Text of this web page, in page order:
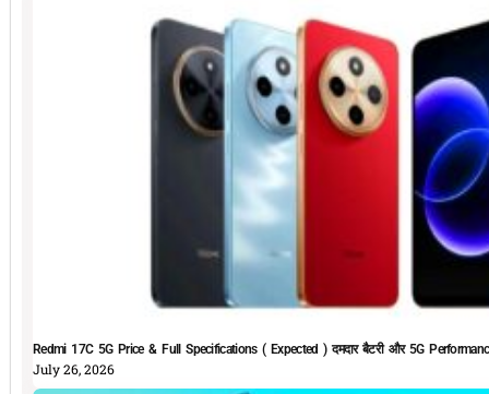
Redmi 17C 5G Price & Full Specifications ( Expected ) दमदार बैटरी और 5G
July 26, 2026